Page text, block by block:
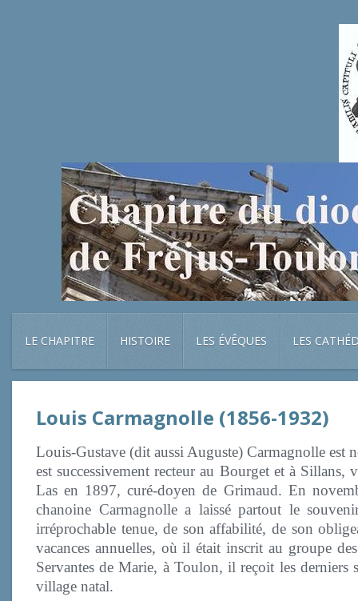
LE CHAPITRE HISTOIRE LES ÉVÊQUES LES
Louis Carmagnolle (1856-1932)
Louis-Gustave (dit aussi Auguste) Carmagnolle est
est successivement recteur au Bourget et à
Las en 1897, curé-doyen de Grimaud. En
chanoine Carmagnolle a laissé partout le
irréprochable tenue, de son affabilité, de son
vacances annuelles, où il était inscrit au groupe
Servantes de Marie, à Toulon, il reçoit les
village natal.